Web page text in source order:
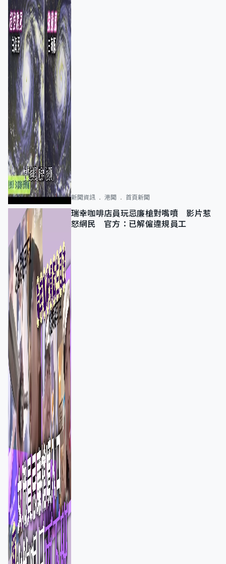
新聞資訊 港聞 首頁新聞
瑞幸咖啡店員玩忌廉槍對嘴噴 影片惹
怒網民 官方：已解僱違規員工